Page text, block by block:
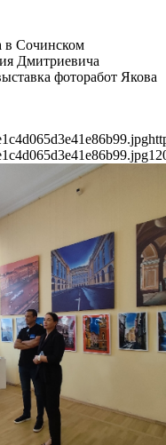
в Сочинском
Дмитриевича
фоторабот Якова